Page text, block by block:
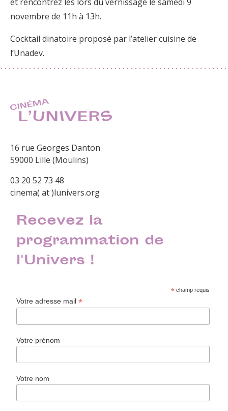
novembre de 11h à 13h.
Cocktail dinatoire proposé par l’atelier cuisine de
l’Unadev.
16 rue Georges Danton
59000 Lille (Moulins)
03 20 52 73 48
cinema( at )lunivers.org
Recevez la
programmation de
l'Univers !
* champ requis
Votre adresse mail*
Votre prénom
Votre nom